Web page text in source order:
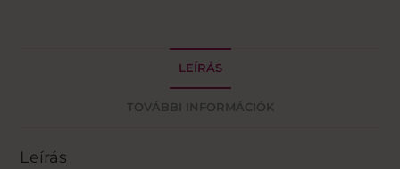
LEÍRÁS
TOVÁBBI INFORMÁCIÓK
Leírás